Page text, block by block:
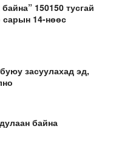
150150 тусгай
сарын 14-нөөс
засуулахад эд,
байна